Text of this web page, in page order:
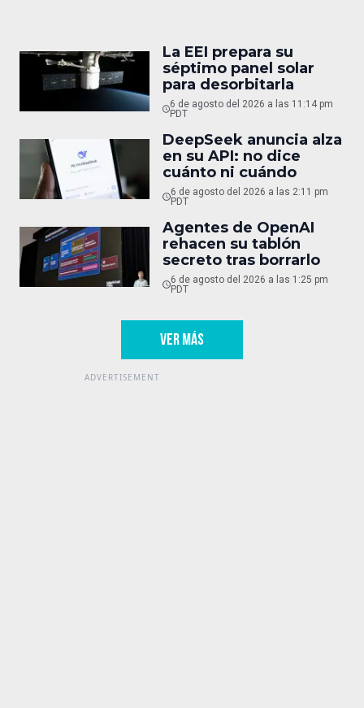
La EEI prepara su
séptimo panel solar
para desorbitarla
6 de agosto del 2026 a las 11:14 pm
PDT
DeepSeek anuncia alza
en su API: no dice
cuánto ni cuándo
6 de agosto del 2026 a las 2:11 pm
PDT
Agentes de OpenAI
rehacen su tablón
secreto tras borrarlo
6 de agosto del 2026 a las 1:25 pm
PDT
VER MÁS